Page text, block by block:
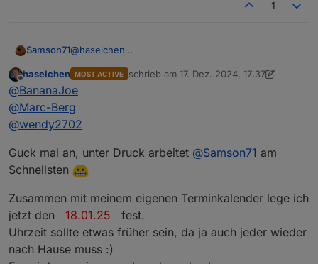
1
Samson71@haselchen
Samstag: 11.01. / 18.01. / 25.01. / 01.02.
Stand jetzt darf ich mir da dann unser Auto
genehmigen und bekomme Ausgang
Offline
haselchen MOST ACTIVE schrieb am 17. Dez. 2024, 17:37
zuletzt editiert von haselchen
@BananaJoe
@Marc-Berg
@wendy2702
Guck mal an, unter Druck arbeitet @Samson71 am
Schnellsten
Zusammen mit meinem eigenen Terminkalender lege ich
jetzt den 18.01.25 fest.
Uhrzeit sollte etwas früher sein, da ja auch jeder wieder
nach Hause muss :)